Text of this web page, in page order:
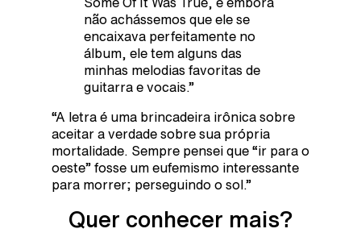
não achássemos que ele se
encaixava perfeitamente no
álbum, ele tem alguns das
minhas melodias favoritas de
guitarra e vocais.”
“A letra é uma brincadeira irônica sobre
aceitar a verdade sobre sua própria
mortalidade. Sempre pensei que “ir para o
oeste” fosse um eufemismo interessante
para morrer; perseguindo o sol.”
Quer conhecer mais?